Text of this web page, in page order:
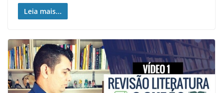
Leia mais...